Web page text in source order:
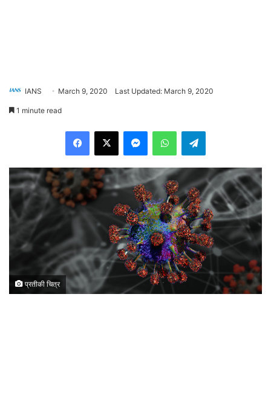
IANS March 9, 2020 Last Updated: March 9, 2020
1 minute read
प्रतीकी चित्र